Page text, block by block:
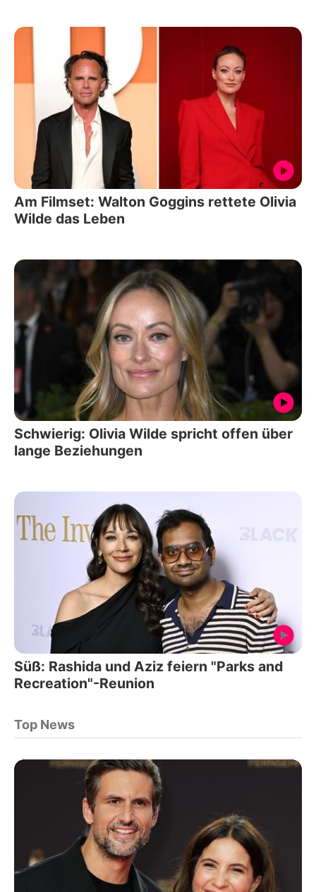
Am Filmset: Walton Goggins rettete Olivia
Wilde das Leben
Schwierig: Olivia Wilde spricht offen über
lange Beziehungen
Süß: Rashida und Aziz feiern "Parks and
Recreation"-Reunion
Top News